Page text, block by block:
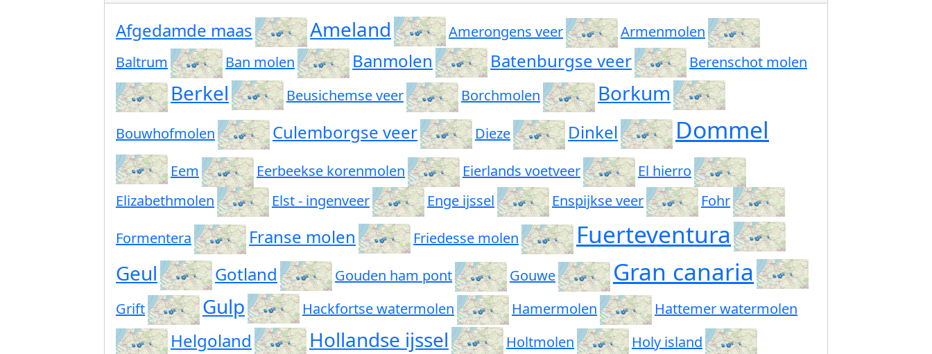
Afgedamde maas
Ameland Amerongens veer
Armenmolen
Baltrum
Ban molen Banmolen Batenburgse veer Berenschot molen
Berkel Beusichemse veer Borchmolen Borkum
Bouwhofmolen Culemborgse veer Dieze Dinkel Dommel
Eem Eerbeekse korenmolen Eierlands voetveer
El hierro
Elizabethmolen
Elst - ingenveer Enge ijssel Enspijkse veer Fohr
Formentera Franse molen Friedesse molen Fuerteventura
Geul Gotland Gouden ham pont Gouwe Gran canaria
Grift Gulp Hackfortse watermolen Hamermolen Hattemer watermolen
Helgoland Hollandse ijssel Holtmolen Holy island